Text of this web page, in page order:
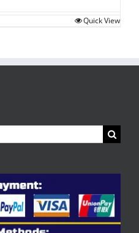
Quick View